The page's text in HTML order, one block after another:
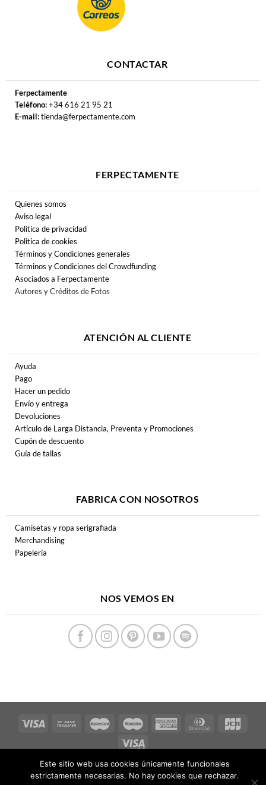
CONTACTAR
Ferpectamente
Teléfono:+34 616 21 95 21
E-mail:tienda@ferpectamente.com
FERPECTAMENTE
Quienes somos
Aviso legal
Politica de privacidad
Politica de cookies
Términos y Condiciones generales
Términos y Condiciones del Crowdfunding
Asociados a Ferpectamente
Autores y Créditos de Fotos
ATENCIÓN AL CLIENTE
Ayuda
Pago
Hacer un pedido
Envío y entrega
Devoluciones
Artículo de Larga Distancia, Preventa y Promociones
Cupón de descuento
Guía de tallas
FABRICA CON NOSOTROS
Camisetas y ropa serigrafiada
Merchandising
Papelería
NOS VEMOS EN
Copyright 2026 ©FERPECTAMENTE
Este sitio web usa cookies únicamente funcionales
estrictamente necesarias. No hay cookies que rechazar.